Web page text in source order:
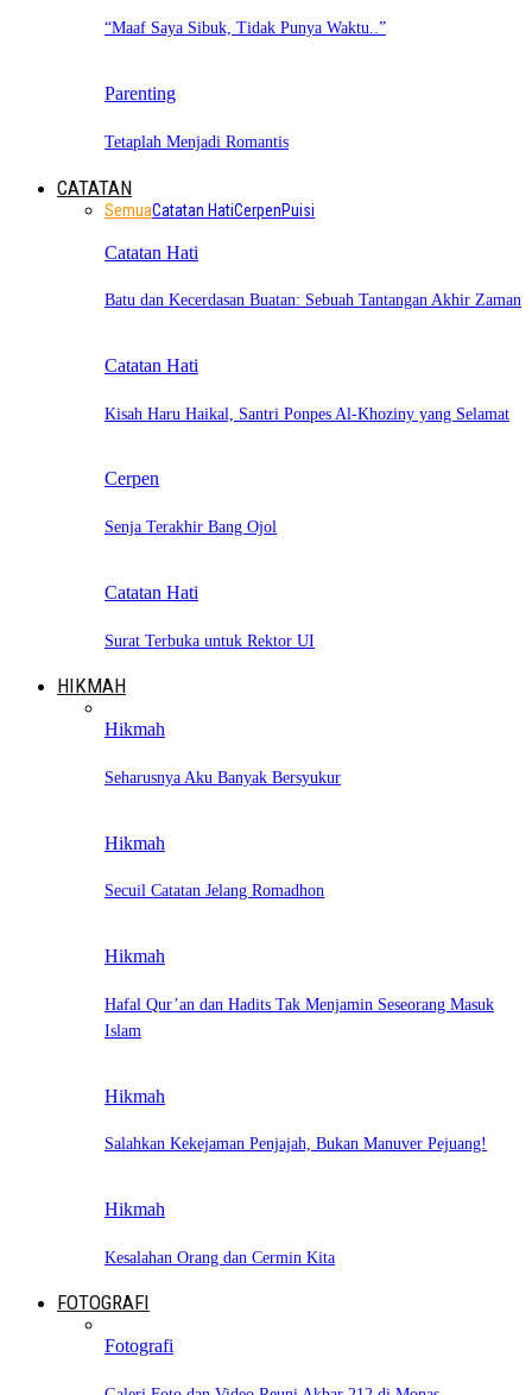
“Maaf Saya Sibuk, Tidak Punya Waktu..”
Parenting
Tetaplah Menjadi Romantis
CATATAN
SemuaCatatan HatiCerpenPuisi
Catatan Hati
Batu dan Kecerdasan Buatan: Sebuah Tantangan Akhir Zaman
Catatan Hati
Kisah Haru Haikal, Santri Ponpes Al-Khoziny yang Selamat
Cerpen
Senja Terakhir Bang Ojol
Catatan Hati
Surat Terbuka untuk Rektor UI
HIKMAH
Hikmah
Seharusnya Aku Banyak Bersyukur
Hikmah
Secuil Catatan Jelang Romadhon
Hikmah
Hafal Qur’an dan Hadits Tak Menjamin Seseorang Masuk
Islam
Hikmah
Salahkan Kekejaman Penjajah, Bukan Manuver Pejuang!
Hikmah
Kesalahan Orang dan Cermin Kita
FOTOGRAFI
Fotografi